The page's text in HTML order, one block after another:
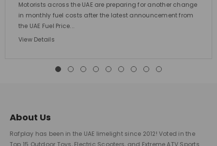
Motorists across the UAE are preparing for another change
in monthly fuel costs after the latest announcement from
the UAE Fuel Price...
View Details
About Us
Rafplay has been in the UAE limelight since 2012! Voted in the